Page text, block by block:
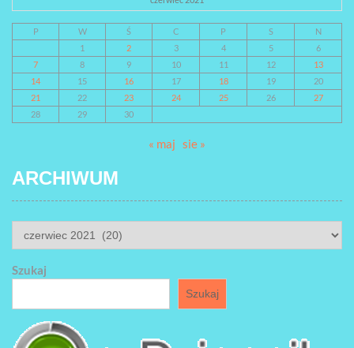
P W Ś C P S
N
1
2 3 4 5
6
7
8 9 10 11 12
13
14
15 16 17 18 19
20
21
22 23 24 25 26
27
28
29 30
« maj sie »
ARCHIWUM
ARCHIWUM
Szukaj
Szukaj